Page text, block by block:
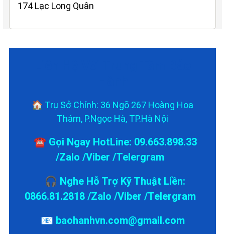
174 Lạc Long Quân
🏠 Trụ Sở Chính: 36 Ngõ 267 Hoàng Hoa
Thám, P.Ngọc Hà, TP.Hà Nội
☎️ Gọi Ngay HotLine: 09.663.898.33
/Zalo /Viber /Telergram
🎧 Nghe Hỗ Trợ Kỹ Thuật Liền:
0866.81.2818 /Zalo /Viber /Telergram
📧 baohanhvn.com@gmail.com